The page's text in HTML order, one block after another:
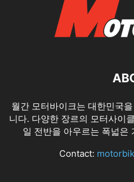
월간 모터바이크는 대한민국
니다. 다양한 장르의 모터사이
일 전반을 아우르는 폭넓은
Contact: